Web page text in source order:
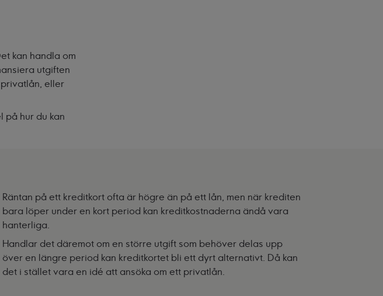
kan handla om
utgiften
eller
på hur du kan
Räntan på ett kreditkort ofta är högre än på ett lån, men när krediten
bara löper under en kort period kan kreditkostnaderna ändå vara
hanterliga.
Handlar det däremot om en större utgift som behöver delas upp
över en längre period kan kreditkortet bli ett dyrt alternativt. Då kan
det i stället vara en idé att ansöka om ett privatlån.